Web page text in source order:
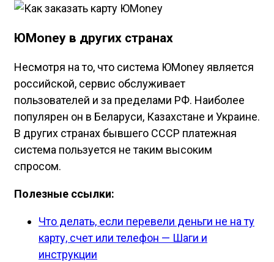
ЮMoney в других странах
Несмотря на то, что система ЮMoney является
российской, сервис обслуживает
пользователей и за пределами РФ. Наиболее
популярен он в Беларуси, Казахстане и Украине.
В других странах бывшего СССР платежная
система пользуется не таким высоким
спросом.
Полезные ссылки:
Что делать, если перевели деньги не на ту
карту, счет или телефон — Шаги и
инструкции